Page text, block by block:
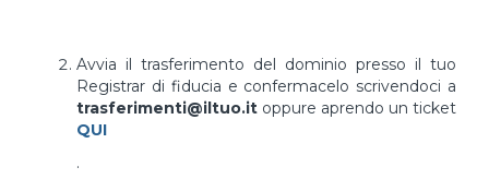
Avvia il trasferimento del dominio presso il tuo
Registrar di fiducia e confermacelo scrivendoci a
trasferimenti@iltuo.it oppure aprendo un ticket
QUI
.